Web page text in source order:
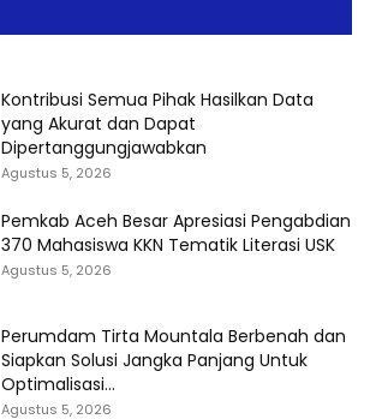
Kontribusi Semua Pihak Hasilkan Data
yang Akurat dan Dapat
Dipertanggungjawabkan
Agustus 5, 2026
Pemkab Aceh Besar Apresiasi Pengabdian
370 Mahasiswa KKN Tematik Literasi USK
Agustus 5, 2026
Perumdam Tirta Mountala Berbenah dan
Siapkan Solusi Jangka Panjang Untuk
Optimalisasi...
Agustus 5, 2026